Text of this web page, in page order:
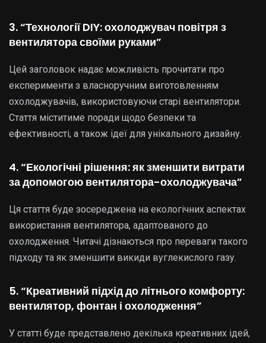
3. “Технології DIY: охолоджувач повітря з
вентилятора своїми руками”
Цей заголовок надає можливість прочитати про
експерименти з власноручним виготовленням
охолоджувачів, використовуючи старі вентилятори.
Стаття міститиме поради щодо безпеки та
ефективності, а також ідеї для унікального дизайну.
4. “Екологічні рішення: як зменшити витрати
за допомогою вентилятора-охолоджувача”
Ця стаття буде зосереджена на екологічних аспектах
використання вентилятора, адаптованого до
охолодження. Читачі дізнаються про переваги такого
підходу та як зменшити викиди вуглекислого газу.
5. “Креативний підхід до літнього комфорту:
вентилятор, фонтан і охолодження”
У статті буде представлено декілька креативних ідей,